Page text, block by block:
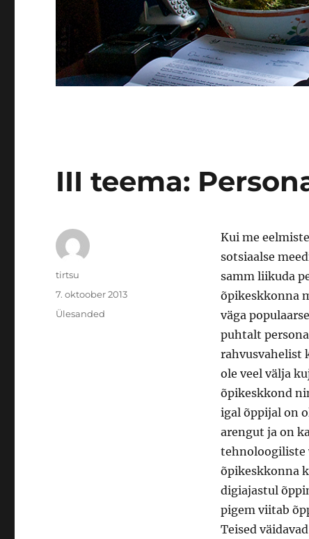
III teema:
Kui me
sotsiaalse
samm liikuda
õpikeskkonna
väga
puhtalt
rahvusvahelist
ole veel välja
õpikeskkond
igal õppijal on
arengut ja on
tehnoloogiliste
õpikeskkonna
digiajastul
pigem viitab
Teised
Autor
tirtsu
Postitatud
7. oktoober 2013
Rubriigid
Ülesanded